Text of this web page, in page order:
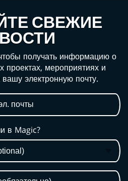
СВЕЖИЕ
получать информацию о
проектах, мероприятиях и
электронную почту.
в Magic?